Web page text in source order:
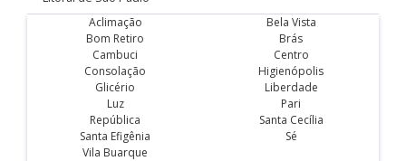
Aclimação
Bela Vista
Bom Retiro
Brás
Cambuci
Centro
Consolação
Higienópolis
Glicério
Liberdade
Luz
Pari
República
Santa Cecília
Santa Efigênia
Sé
Vila Buarque